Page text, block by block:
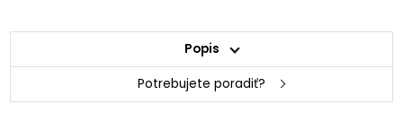
Popis
Potrebujete poradiť?